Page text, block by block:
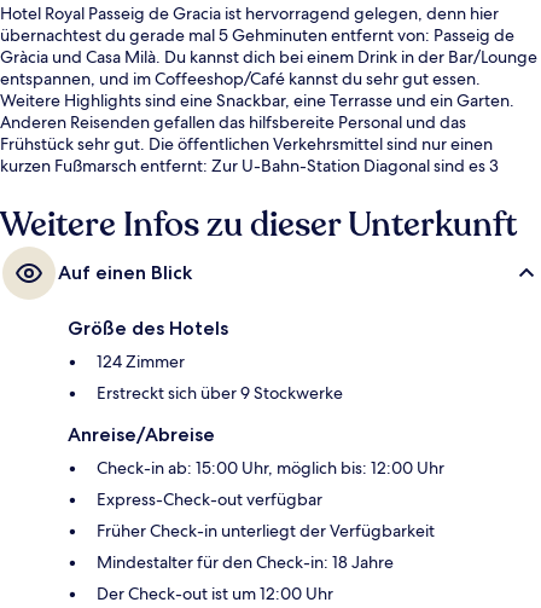
Hotel Royal Passeig de Gracia ist hervorragend gelegen, denn hier
übernachtest du gerade mal 5 Gehminuten entfernt von: Passeig de
Gràcia und Casa Milà. Du kannst dich bei einem Drink in der Bar/Lounge
entspannen, und im Coffeeshop/Café kannst du sehr gut essen.
Weitere Highlights sind eine Snackbar, eine Terrasse und ein Garten.
Anderen Reisenden gefallen das hilfsbereite Personal und das
Frühstück sehr gut. Die öffentlichen Verkehrsmittel sind nur einen
kurzen Fußmarsch entfernt: Zur U-Bahn-Station Diagonal sind es 3
Weitere Infos zu dieser Unterkunft
Auf einen Blick
Größe des Hotels
124 Zimmer
Erstreckt sich über 9 Stockwerke
Anreise/Abreise
Check-in ab: 15:00 Uhr, möglich bis: 12:00 Uhr
Express-Check-out verfügbar
Früher Check-in unterliegt der Verfügbarkeit
Mindestalter für den Check-in: 18 Jahre
Der Check-out ist um 12:00 Uhr